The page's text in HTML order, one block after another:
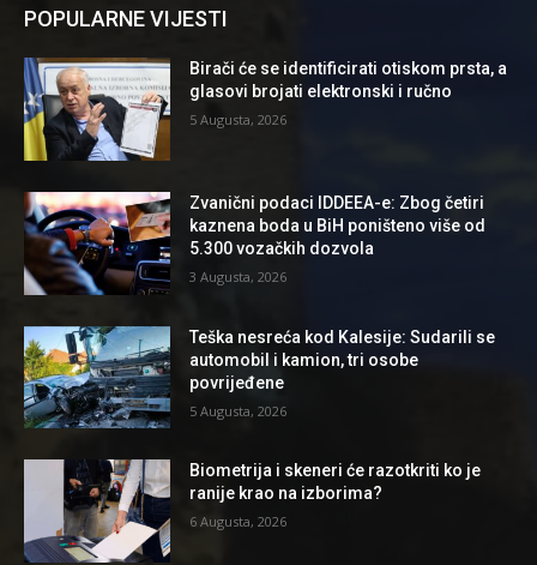
POPULARNE VIJESTI
Birači će se identificirati otiskom prsta, a
glasovi brojati elektronski i ručno
5 Augusta, 2026
Zvanični podaci IDDEEA-e: Zbog četiri
kaznena boda u BiH poništeno više od
5.300 vozačkih dozvola
3 Augusta, 2026
Teška nesreća kod Kalesije: Sudarili se
automobil i kamion, tri osobe
povrijeđene
5 Augusta, 2026
Biometrija i skeneri će razotkriti ko je
ranije krao na izborima?
6 Augusta, 2026